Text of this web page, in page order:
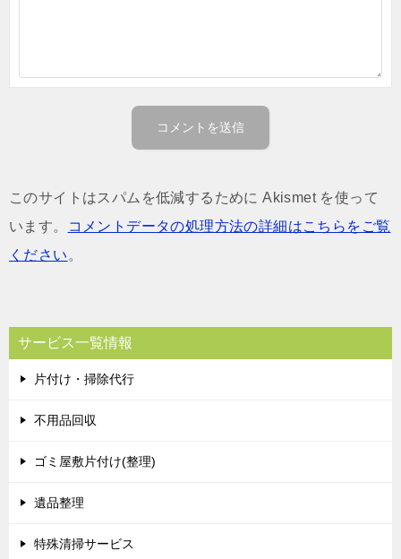
このサイトはスパムを低減するために Akismet を使って
います。
コメントデータの処理方法の詳細はこちらをご覧
ください 。
サービス一覧情報
片付け・掃除代行
不用品回収
ゴミ屋敷片付け(整理)
遺品整理
特殊清掃サービス